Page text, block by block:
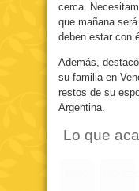
cerca.
que mañana
deben estar con
Además,
su familia en
restos de su
Argentina.
Lo que